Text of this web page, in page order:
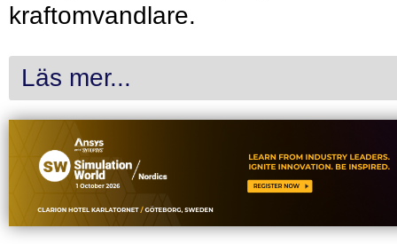
kraftomvandlare.
Läs mer...